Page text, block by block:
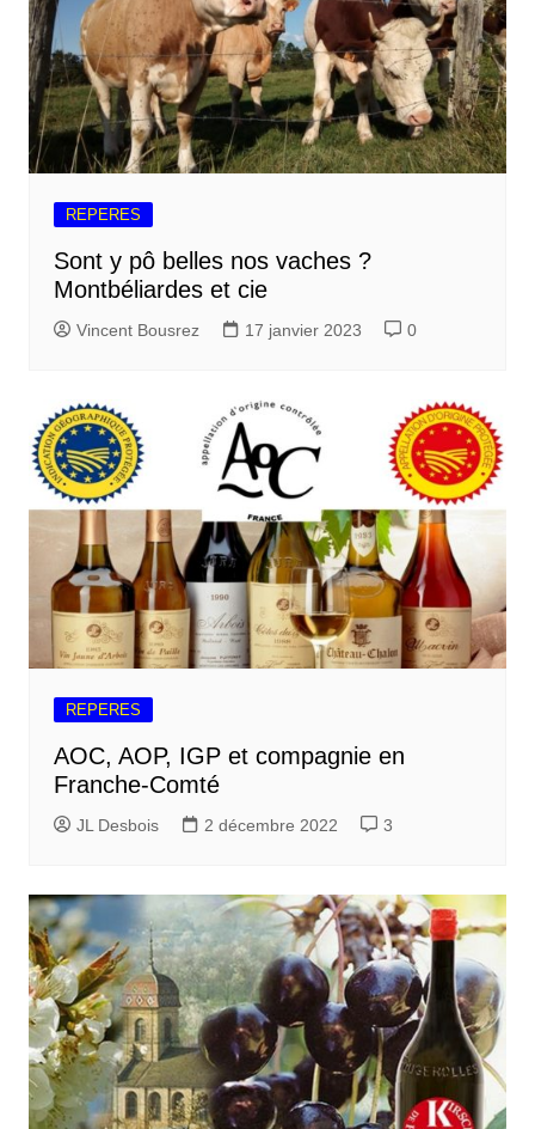
REPERES
Sont y pô belles nos vaches ?
Montbéliardes et cie
Vincent Bousrez 17 janvier 2023 0
REPERES
AOC, AOP, IGP et compagnie en
Franche-Comté
JL Desbois 2 décembre 2022 3